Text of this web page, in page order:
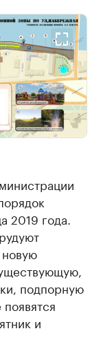
2019 года.
подпорную
и